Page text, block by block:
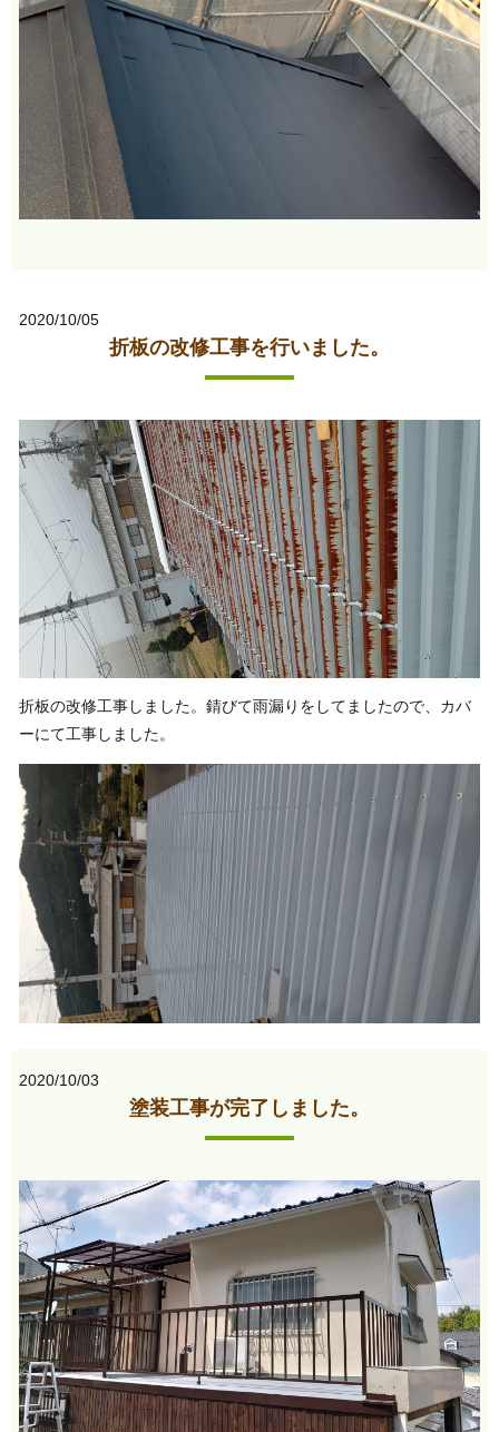
2020/10/05
折板の改修工事を行いました。
折板の改修工事しました。錆びて雨漏りをしてましたので、カバ
ーにて工事しました。
2020/10/03
塗装工事が完了しました。